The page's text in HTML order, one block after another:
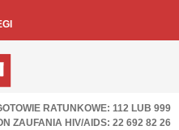
RATUNKOWE: 112 LUB 999
ZAUFANIA HIV/AIDS: 22 692 82 26